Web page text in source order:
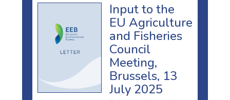
Input to the
EU Agriculture
and Fisheries
Council
Meeting,
Brussels, 13
July 2025